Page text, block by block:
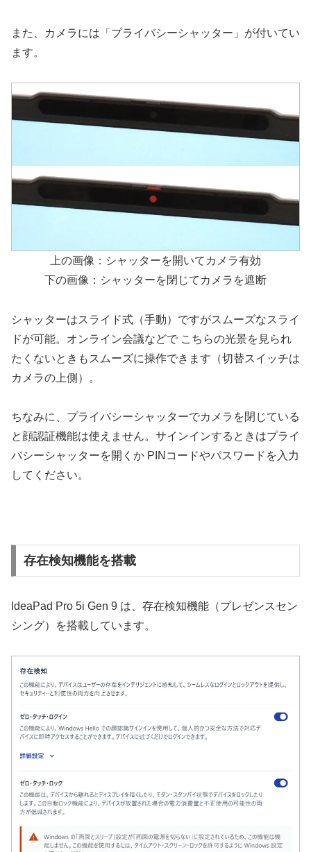
また、カメラには「プライバシーシャッター」が付いてい
ます。
上の画像：シャッターを開いてカメラ有効
下の画像：シャッターを閉じてカメラを遮断
シャッターはスライド式（手動）ですがスムーズなスライ
ドが可能。オンライン会議などで こちらの光景を見られ
たくないときもスムーズに操作できます（切替スイッチは
カメラの上側）。
ちなみに、プライバシーシャッターでカメラを閉じている
と顔認証機能は使えません。サインインするときはプライ
バシーシャッターを開くか PINコードやパスワードを入力
してください。
存在検知機能を搭載
IdeaPad Pro 5i Gen 9 は、存在検知機能（プレゼンスセン
シング）を搭載しています。